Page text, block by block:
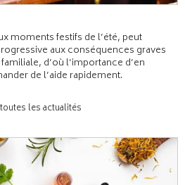
moments festifs de l’été, peut
aux conséquences graves
d’où l’importance d’en
de l’aide rapidement.
les actualités